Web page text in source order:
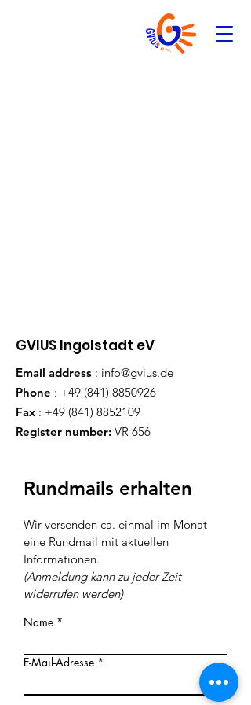
GVIUS Ingolstadt eV
Email address : info@gvius.de
Phone : +49 (841) 8850926
Fax : +49 (841) 8852109
Register number: VR 656
Rundmails erhalten
Wir versenden ca. einmal im Monat
eine Rundmail mit aktuellen
Informationen.
(Anmeldung kann zu jeder Zeit
widerrufen werden)
Name
E-Mail-Adresse